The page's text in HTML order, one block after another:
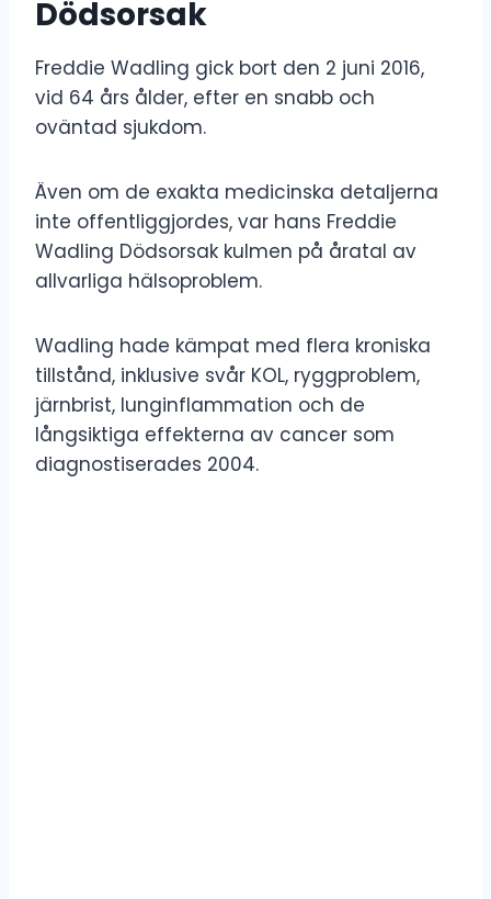
Dödsorsak
Freddie Wadling gick bort den 2 juni 2016,
vid 64 års ålder, efter en snabb och
oväntad sjukdom.
Även om de exakta medicinska detaljerna
inte offentliggjordes, var hans Freddie
Wadling Dödsorsak kulmen på åratal av
allvarliga hälsoproblem.
Wadling hade kämpat med flera kroniska
tillstånd, inklusive svår KOL, ryggproblem,
järnbrist, lunginflammation och de
långsiktiga effekterna av cancer som
diagnostiserades 2004.